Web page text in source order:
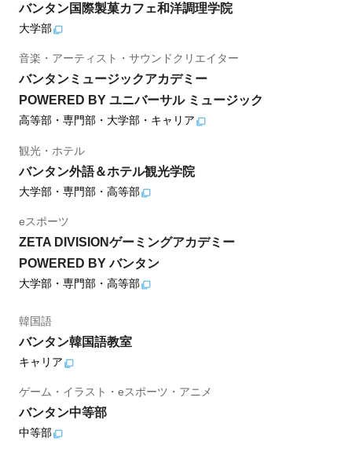
バンタン国際製菓カフェ和洋調理学院
大学部
音楽・アーティスト・サウンドクリエイター
バンタンミュージックアカデミー
POWERED BY ユニバーサル ミュージック
高等部・専門部・大学部・キャリア
観光・ホテル
バンタン外語＆ホテル観光学院
大学部・専門部・高等部
eスポーツ
ZETA DIVISIONゲーミングアカデミー
POWERED BY バンタン
大学部・専門部・高等部
韓国語
バンタン韓国語教室
キャリア
ゲーム・イラスト・eスポーツ・アニメ
バンタン中等部
中等部